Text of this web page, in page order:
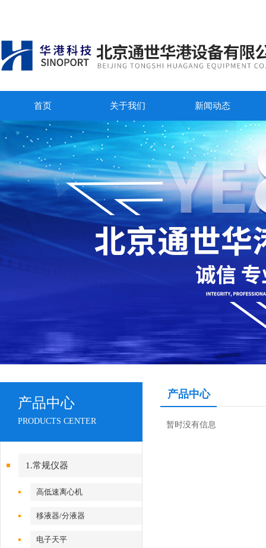
首页 关于我们 新闻动态
产品中心
PRODUCTS CENTER
1.常规仪器
高低速离心机
移液器/分液器
电子天平
产品中心
暂时没有信息